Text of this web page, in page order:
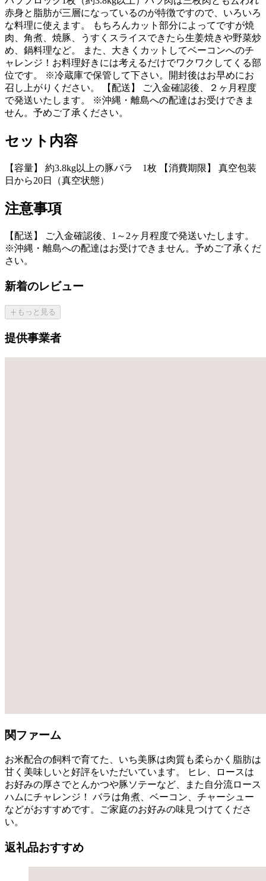
赤身と脂肪が三層になっているのが特徴ですので、いろいろ
な料理に使えます。 もちろんカット部分によってですが焼
肉、角煮、焼豚、うすくスライスできたら生姜焼きや野菜炒
め、鍋料理など。 また、大きくカットしてベーコンへのチ
ャレンジ！お料理好きには考えるだけでワクワクしてくる部
位です。 ※冷蔵庫で保管して下さい。開封後はお早めにお
召し上がりください。 【配送】 ご入金確認後、２ヶ月程度
で発送いたします。 ※沖縄・離島への配達はお受けできま
せん。予めご了承ください。
セット内容
【容量】 約3.8kg以上の豚バラ 1枚 【消費期限】 真空包装
日から20日（真空状態）
注意事項
【配送】 ご入金確認後、1～2ヶ月程度で発送いたします。
※沖縄・離島への配達はお受けできません。予めご了承くだ
さい。
新着のレビュー
もっと見る
提供事業者
関ファーム
お米配合の飼料で育てた、いち美豚は肉質も柔らかく脂肪は
甘く美味しいと好評をいただいています。 ヒレ、ロースは
お好みの厚さでとんかつや豚ソテーなど、また自分流ロース
ハムにチャレンジ！ バラは角煮、ベーコン、チャーシュー
などがおすすめです。ご家庭のお好みの味見つけてくださ
い。
返礼品おすすめ